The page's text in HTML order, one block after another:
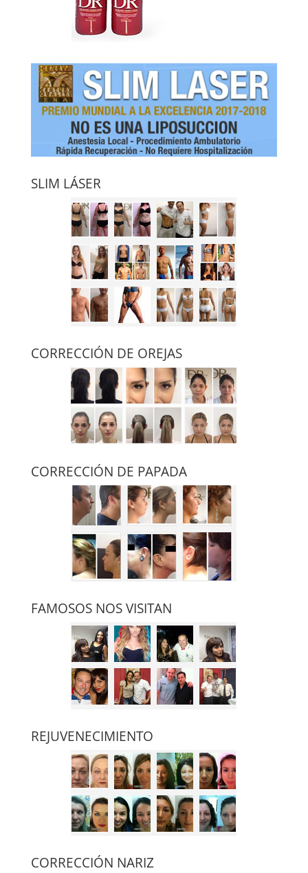
SLIM LÁSER
CORRECCIÓN DE OREJAS
CORRECCIÓN DE PAPADA
FAMOSOS NOS VISITAN
REJUVENECIMIENTO
CORRECCIÓN NARIZ